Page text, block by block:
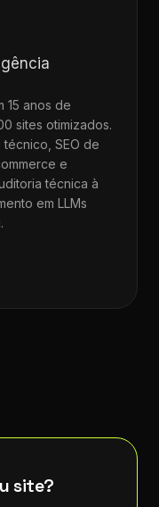
15 anos de
sites otimizados.
técnico, SEO de
e
técnica à
em LLMs
site?